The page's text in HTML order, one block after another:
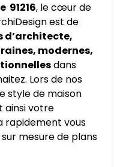
91216, le cœur de
est de
d’architecte,
modernes,
dans
Lors de nos
style de maison
ainsi votre
rapidement vous
mesure de plans